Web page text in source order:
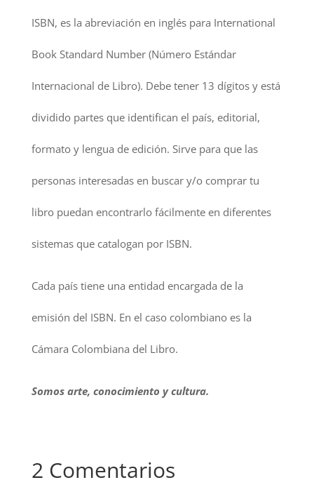
ISBN, es la abreviación en inglés para International
Book Standard Number (Número Estándar
Internacional de Libro). Debe tener 13 dígitos y está
dividido partes que identifican el país, editorial,
formato y lengua de edición. Sirve para que las
personas interesadas en buscar y/o comprar tu
libro puedan encontrarlo fácilmente en diferentes
sistemas que catalogan por ISBN.
Cada país tiene una entidad encargada de la
emisión del ISBN. En el caso colombiano es la
Cámara Colombiana del Libro.
Somos arte, conocimiento y cultura.
2 Comentarios